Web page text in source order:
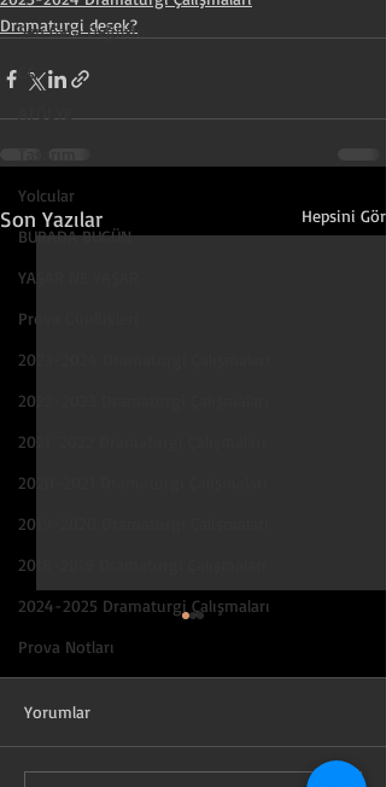
Sen Gara Değilsin
GG
Yolcular
BURADA BUGÜN
YAŞAR NE YAŞAR
Prova Günlükleri
2023-2024 Dramaturgi Çalışmaları
2022-2023 Dramaturgi Çalışmaları
2021-2022 Dramaturgi Çalışmaları
2020-2021 Dramaturgi Çalışmaları
2019-2020 Dramaturgi Çalışmaları
2018-2019 Dramaturgi Çalışmaları
2024-2025 Dramaturgi Çalışmaları
Prova Notları
Dramaturgi desek?
Son Yazılar Hepsini Gör
Dramaturgi raporuna ulaşmak
için aşağıdaki pdf dosyasını
Yorumlar